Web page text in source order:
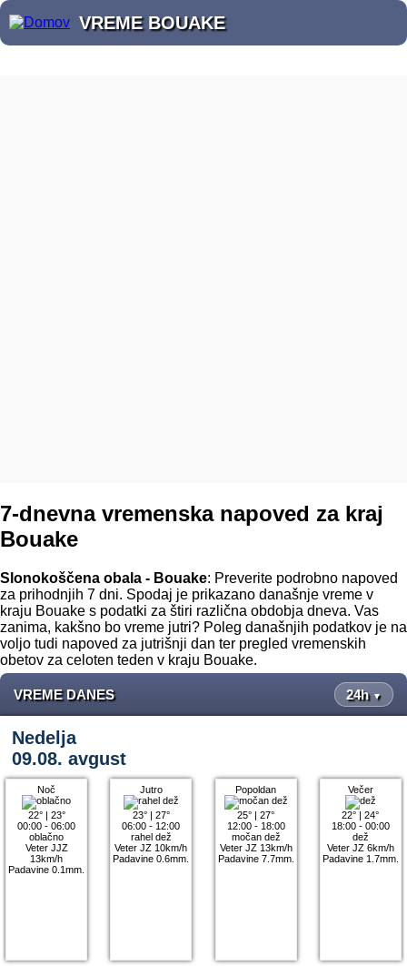
VREME BOUAKE
7-dnevna vremenska napoved za kraj
Bouake
Slonokoščena obala - Bouake: Preverite podrobno napoved
za prihodnjih 7 dni. Spodaj je prikazano današnje vreme v
kraju Bouake s podatki za štiri različna obdobja dneva. Vas
zanima, kakšno bo vreme jutri? Poleg današnjih podatkov je na
voljo tudi napoved za jutrišnji dan ter pregled vremenskih
obetov za celoten teden v kraju Bouake.
VREME DANES 24h ▼
Nedelja
09.08. avgust
Noč
22°| 23°
00:00 - 06:00
oblačno
Veter JJZ
13km/h
Padavine 0.1mm.
Jutro
23°| 27°
06:00 - 12:00
rahel dež
Veter JZ 10km/h
Padavine 0.6mm.
Popoldan
25° |27°
12:00 - 18:00
močan dež
Veter JZ 13km/h
Padavine 7.7mm.
Večer
22° |24°
18:00 - 00:00
dež
Veter JZ 6km/h
Padavine 1.7mm.